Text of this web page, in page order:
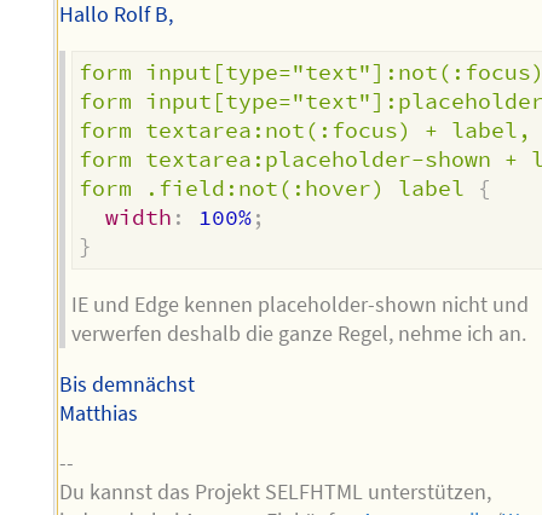
Hallo Rolf B,
form
form
form textarea:not(:focus) + label,
form textarea:placeholder-shown +
form .field:not(:hover) label
{
width : 100%;
}
IE und Edge kennen placeholder-shown nicht und
verwerfen deshalb die ganze Regel, nehme ich an.
Bis demnächst
Matthias
--
Du kannst das Projekt SELFHTML unterstützen,